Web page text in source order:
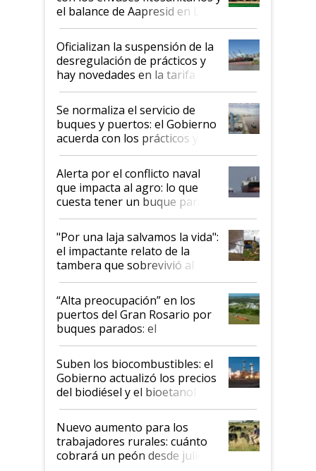
el balance de Aapresid en La
Posta
Oficializan la suspensión de la
desregulación de prácticos y
hay novedades en la tarifa de
la hidrovía
Se normaliza el servicio de
buques y puertos: el Gobierno
acuerda con los prácticos y
suspende el decreto de
desregulación
Alerta por el conflicto naval
que impacta al agro: lo que
cuesta tener un buque parado
y el peligro de que Argentina
pase a ser "país sucio"
"Por una laja salvamos la vida":
el impactante relato de la
tambera que sobrevivió al
tornado
“Alta preocupación” en los
puertos del Gran Rosario por
buques parados: el
funcionamiento de las
exportadoras en tensión tras
la medida de fuerza de los
prácticos
Suben los biocombustibles: el
Gobierno actualizó los precios
del biodiésel y el bioetanol
Nuevo aumento para los
trabajadores rurales: cuánto
cobrará un peón desde julio